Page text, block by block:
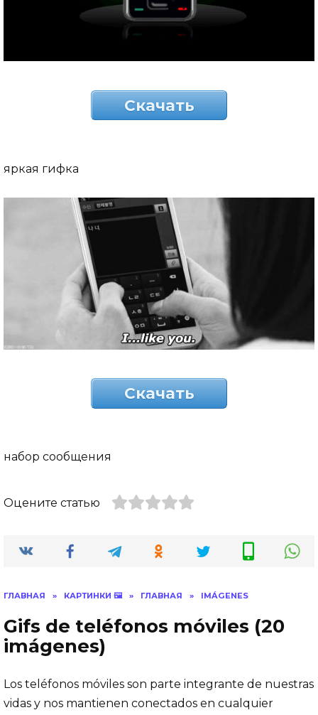
Скачать
яркая гифка
Скачать
набор сообщения
Оцените статью
ГЛАВНАЯ » КАРТИНКИ 🖼 » ГЛАВНАЯ » IMÁGENES
Gifs de teléfonos móviles (20
imágenes)
Los teléfonos móviles son parte integrante de nuestras
vidas y nos mantienen conectados en cualquier